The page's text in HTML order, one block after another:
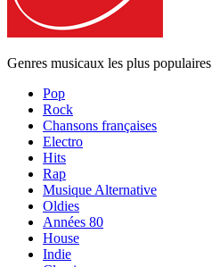
Genres musicaux les plus populaires
Pop
Rock
Chansons françaises
Electro
Hits
Rap
Musique Alternative
Oldies
Années 80
House
Indie